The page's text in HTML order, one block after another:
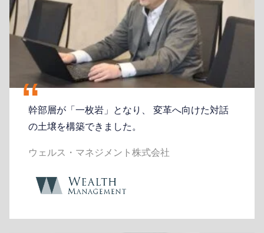
“
幹部層が「一枚岩」となり、 変革へ向けた対話
の土壌を構築できました。
ウェルス・マネジメント株式会社